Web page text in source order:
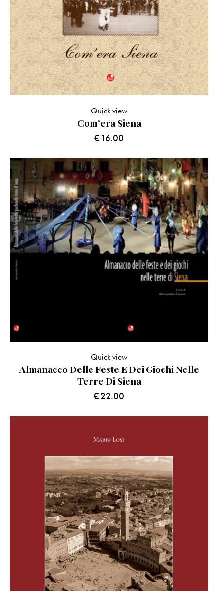
Com’era Siena
€16.00
Quick view
Almanacco Delle Feste E Dei Giochi Nelle
Terre Di Siena
€22.00
Quick view